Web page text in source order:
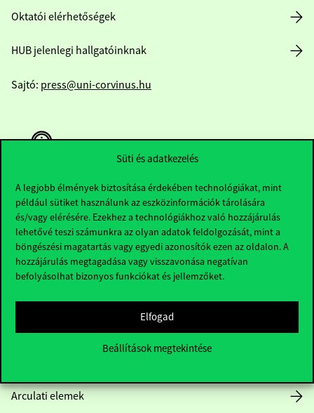
Süti és adatkezelés
A legjobb élmények biztosítása érdekében technológiákat, mint
például sütiket használunk az eszközinformációk tárolására
és/vagy elérésére. Ezekhez a technológiákhoz való hozzájárulás
lehetővé teszi számunkra az olyan adatok feldolgozását, mint a
böngészési magatartás vagy egyedi azonosítók ezen az oldalon. A
hozzájárulás megtagadása vagy visszavonása negatívan
befolyásolhat bizonyos funkciókat és jellemzőket.
Elfogad
Beállítások megtekintése
Oktatói elérhetőségek
HUB jelenlegi hallgatóinknak
Sajtó: press@uni-corvinus.hu
Hasznos linkek
Nyitvatartás
Arculati elemek